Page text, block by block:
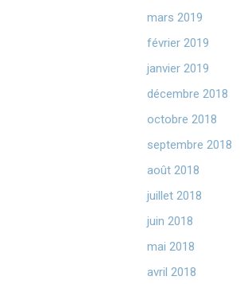
mars 2019
février 2019
janvier 2019
décembre 2018
octobre 2018
septembre 2018
août 2018
juillet 2018
juin 2018
mai 2018
avril 2018